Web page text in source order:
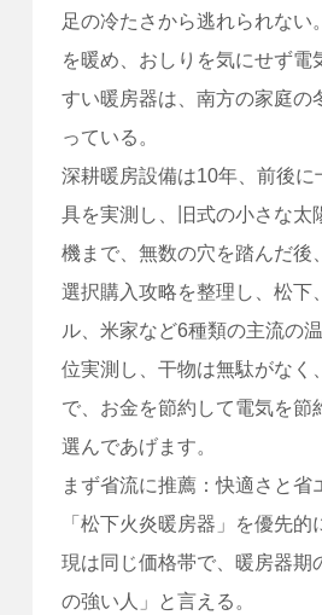
足の冷たさから逃れられない
を暖め、おしりを気にせず電
すい暖房器は、南方の家庭の
っている。
深耕暖房設備は10年、前後に
具を実測し、旧式の小さな太
機まで、無数の穴を踏んだ後
選択購入攻略を整理し、松下
ル、米家など6種類の主流の
位実測し、干物は無駄がなく
で、お金を節約して電気を節
選んであげます。
まず省流に推薦：快適さと省
「松下火炎暖房器」を優先的
現は同じ価格帯で、暖房器期
の強い人」と言える。